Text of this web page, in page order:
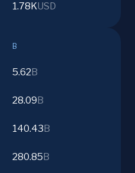
1.78KUSD
B
5.62 B
28.09 B
140.43 B
280.85 B